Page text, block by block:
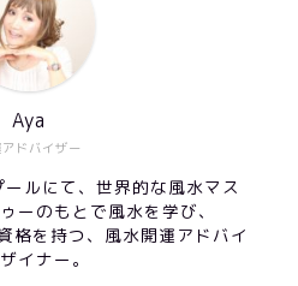
ドバイザー
Aya
ルにて、世界的な風水マス
ーのもとで風水を学び、
格を持つ、風水開運アドバイ
イナー。